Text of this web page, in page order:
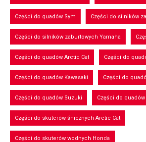
Części do quadów Sym Części do silników
Części do silników zaburtowych Yamaha
Części do quadów Arctic Cat Części do
Części do quadów Kawasaki Części do
Części do quadów Suzuki Części do quadów
Części do skuterów śnieżnych Arctic Cat
Części do skuterów wodnych Honda